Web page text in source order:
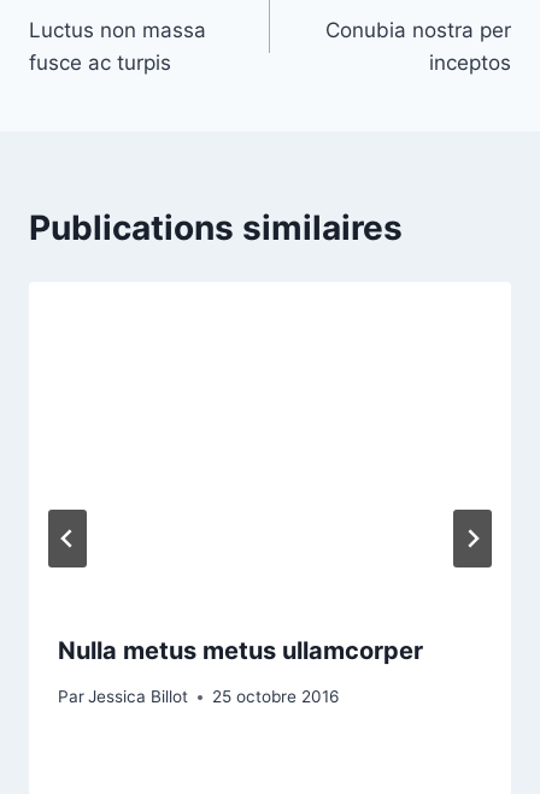
de
Luctus non massa
fusce ac turpis
Conubia nostra per
inceptos
Publications similaires
Nulla metus metus ullamcorper
ParJessica Billot 25 octobre 2016